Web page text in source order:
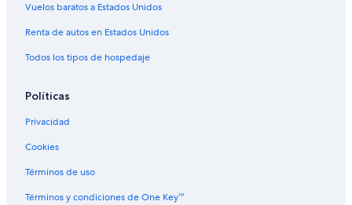
Vuelos baratos a Estados Unidos
Renta de autos en Estados Unidos
Todos los tipos de hospedaje
Políticas
Privacidad
Cookies
Términos de uso
Términos y condiciones de One Key™